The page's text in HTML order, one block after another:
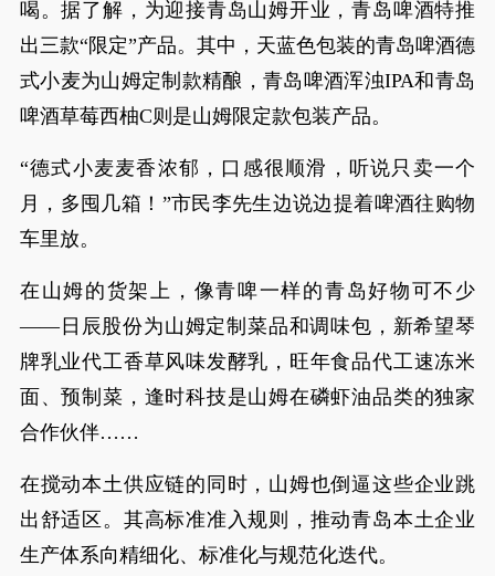
喝。据了解，为迎接青岛山姆开业，青岛啤酒特推
出三款“限定”产品。其中，天蓝色包装的青岛啤酒德
式小麦为山姆定制款精酿，青岛啤酒浑浊IPA和青岛
啤酒草莓西柚C则是山姆限定款包装产品。
“德式小麦麦香浓郁，口感很顺滑，听说只卖一个
月，多囤几箱！”市民李先生边说边提着啤酒往购物
车里放。
在山姆的货架上，像青啤一样的青岛好物可不少
——日辰股份为山姆定制菜品和调味包，新希望琴
牌乳业代工香草风味发酵乳，旺年食品代工速冻米
面、预制菜，逢时科技是山姆在磷虾油品类的独家
合作伙伴……
在搅动本土供应链的同时，山姆也倒逼这些企业跳
出舒适区。其高标准准入规则，推动青岛本土企业
生产体系向精细化、标准化与规范化迭代。